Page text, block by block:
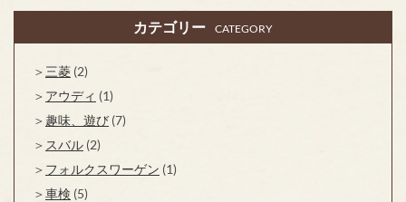
カテゴリー CATEGORY
三菱 (2)
アウディ (1)
趣味、遊び (7)
スバル (2)
フォルクスワーゲン (1)
車検 (5)